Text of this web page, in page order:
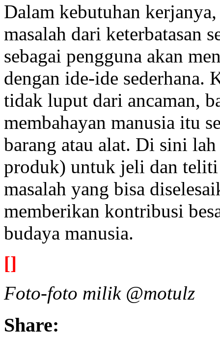
Dalam kebutuhan
masalah dari keterbatasan
sebagai pengguna akan
dengan ide-ide sederhana.
tidak luput dari ancaman,
membahayan manusia itu
barang atau alat. Di sini lah
produk) untuk jeli dan
masalah yang bisa
memberikan kontribusi
budaya manusia.
[]
Foto-foto milik @motulz
Share: